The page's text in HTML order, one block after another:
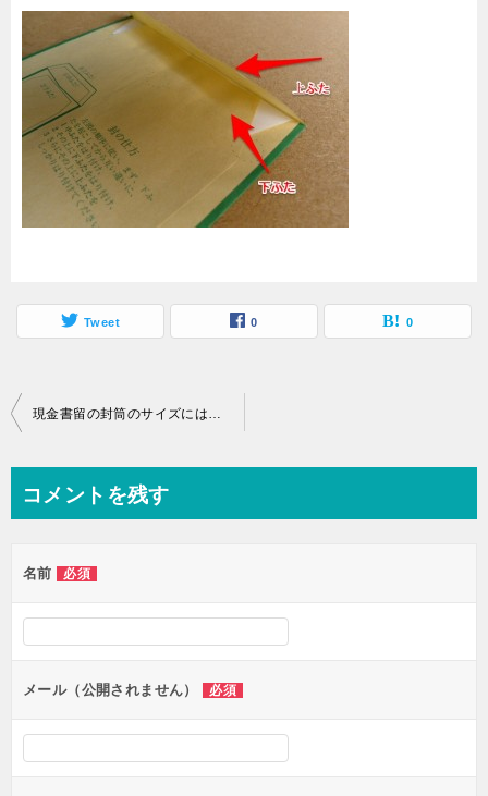
Tweet 0 0
投
ビ
ー
シ
ン
現金書留の封筒のサイズには２種類あるし信書も送れます
コメントを残す
名前 必須
メール（公開されません） 必須